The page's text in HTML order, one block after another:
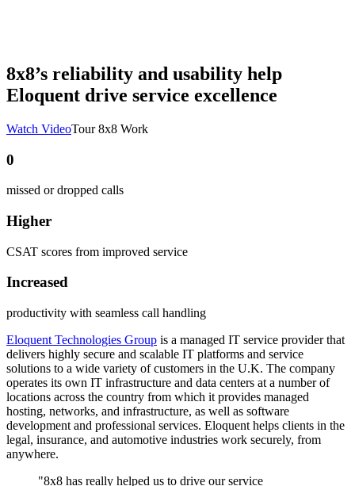
8x8’s reliability and usability help
Eloquent drive service excellence
Watch VideoTour 8x8 Work
0
missed or dropped calls
Higher
CSAT scores from improved service
Increased
productivity with seamless call handling
Eloquent Technologies Group is a managed IT service provider that
delivers highly secure and scalable IT platforms and service
solutions to a wide variety of customers in the U.K. The company
operates its own IT infrastructure and data centers at a number of
locations across the country from which it provides managed
hosting, networks, and infrastructure, as well as software
development and professional services. Eloquent helps clients in the
legal, insurance, and automotive industries work securely, from
anywhere.
"8x8 has really helped us to drive our service